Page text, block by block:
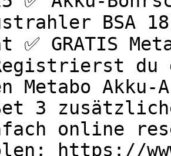
BSA
✅ GRATIS
du
Metabo
3
online
https://